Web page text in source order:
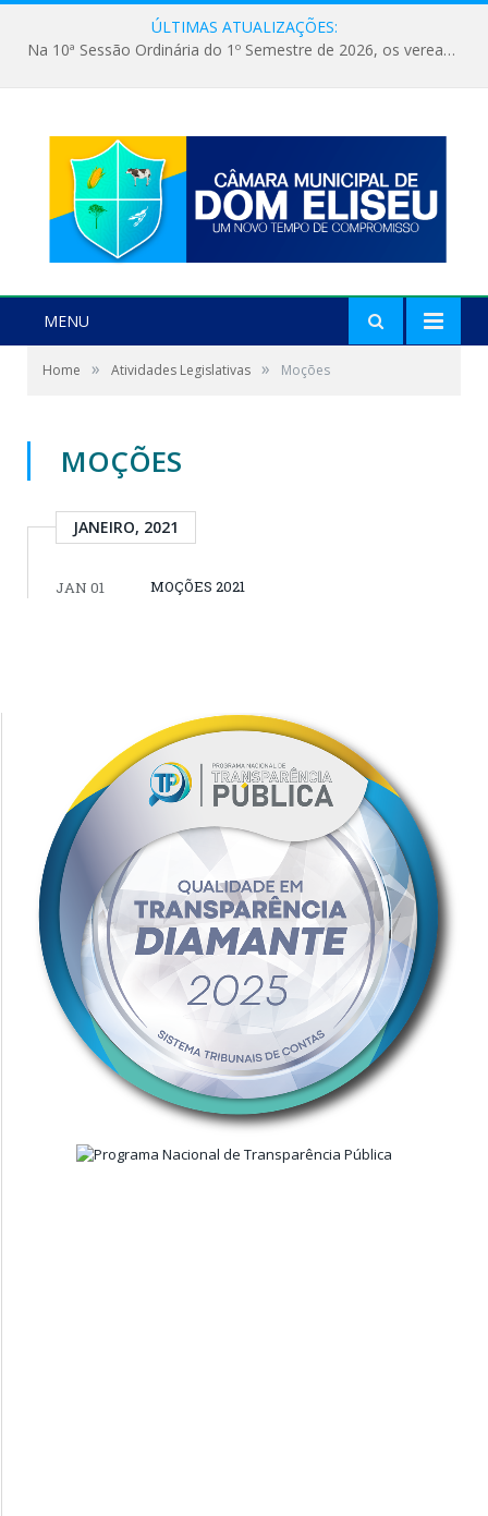
ÚLTIMAS ATUALIZAÇÕES:
Na 10ª Sessão Ordinária do 1º Semestre de 2026, os vereadores receberam a nova comandante do 51º Batalhão de Polícia Militar, a Major Alessandra Lopes Leal Bandeira. A visita institucional proporcionou a apresentação da oficial aos parlamentares e reforçou o compromisso de cooperação entre a Polícia Militar e o Poder Legislativo em prol da segurança da população.
MENU
Home » Atividades Legislativas » Moções
MOÇÕES
JANEIRO, 2021
JAN 01 MOÇÕES 2021